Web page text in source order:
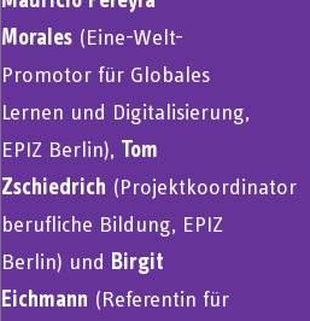
Morales (Eine-Welt-
Promotor für Globales
Lernen und Digitalisierung,
EPIZ Berlin), Tom
Zschiedrich (Projektkoordinator
berufliche Bildung, EPIZ
Berlin) und Birgit
Eichmann (Referentin für